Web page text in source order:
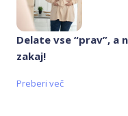
Delate vse “prav”, a
zakaj!
Preberi več